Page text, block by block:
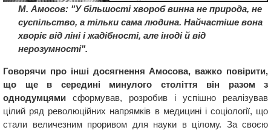
М. Амосов: "У більшості хвороб винна не природа, не
суспільство, а тільки сама людина. Найчастіше вона
хворіє від ліні і жадібності, але іноді й від
нерозумності".
Говорячи про інші досягнення Амосова, важко повірити,
що ще в середині минулого століття він разом з
однодумцями сформував, розробив і успішно реалізував
цілий ряд революційних напрямків в медицині і соціології, що
стали величезним проривом для науки в цілому. За своєю